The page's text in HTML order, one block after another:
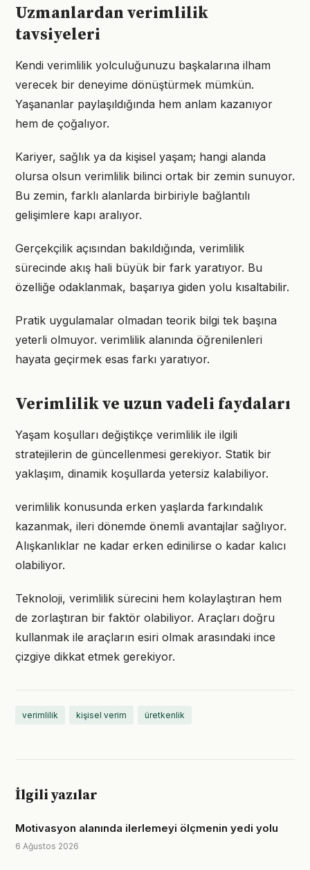
Uzmanlardan verimlilik
tavsiyeleri
Kendi verimlilik yolculuğunuzu başkalarına ilham
verecek bir deneyime dönüştürmek mümkün.
Yaşananlar paylaşıldığında hem anlam kazanıyor
hem de çoğalıyor.
Kariyer, sağlık ya da kişisel yaşam; hangi alanda
olursa olsun verimlilik bilinci ortak bir zemin sunuyor.
Bu zemin, farklı alanlarda birbiriyle bağlantılı
gelişimlere kapı aralıyor.
Gerçekçilik açısından bakıldığında, verimlilik
sürecinde akış hali büyük bir fark yaratıyor. Bu
özelliğe odaklanmak, başarıya giden yolu kısaltabilir.
Pratik uygulamalar olmadan teorik bilgi tek başına
yeterli olmuyor. verimlilik alanında öğrenilenleri
hayata geçirmek esas farkı yaratıyor.
Verimlilik ve uzun vadeli faydaları
Yaşam koşulları değiştikçe verimlilik ile ilgili
stratejilerin de güncellenmesi gerekiyor. Statik bir
yaklaşım, dinamik koşullarda yetersiz kalabiliyor.
verimlilik konusunda erken yaşlarda farkındalık
kazanmak, ileri dönemde önemli avantajlar sağlıyor.
Alışkanlıklar ne kadar erken edinilirse o kadar kalıcı
olabiliyor.
Teknoloji, verimlilik sürecini hem kolaylaştıran hem
de zorlaştıran bir faktör olabiliyor. Araçları doğru
kullanmak ile araçların esiri olmak arasındaki ince
çizgiye dikkat etmek gerekiyor.
verimlilik kişisel verim üretkenlik
İlgili yazılar
Motivasyon alanında ilerlemeyi ölçmenin yedi yolu
6 Ağustos 2026